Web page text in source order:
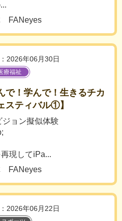
FANeyes
2026年06月30日
療福祉
で！学んで！生きるチカ
スティバル①】
ジョン擬似体験
現してiPa...
FANeyes
2026年06月22日